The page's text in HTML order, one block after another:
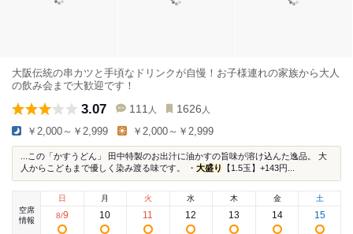
大阪伝統の串カツと手頃なドリンクが自慢！お子様連れの家族から大人
の飲み会まで大歓迎です！
3.07 111 人 1626 人
￥2,000～￥2,999 ￥2,000～￥2,999
...この「かすうどん」 田中特製のお出汁に油かすの旨味が溶け込んた逸品。 大
人からこどもまで優しく染み渡る味です。 ・ 大盛り 【1.5玉】+143円...
空席
情報
日
8/9
月
10
火
11
水
12
木
13
金
14
土
15